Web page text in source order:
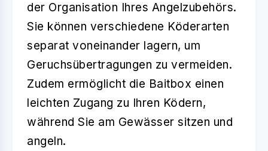
der Organisation Ihres Angelzubehörs.
Sie können verschiedene Köderarten
separat voneinander lagern, um
Geruchsübertragungen zu vermeiden.
Zudem ermöglicht die Baitbox einen
leichten Zugang zu Ihren Ködern,
während Sie am Gewässer sitzen und
angeln.